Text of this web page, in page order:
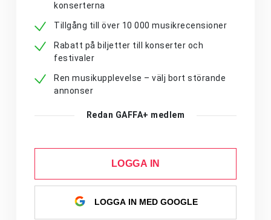
konserterna
Tillgång till över 10 000 musikrecensioner
Rabatt på biljetter till konserter och
festivaler
Ren musikupplevelse – välj bort störande
annonser
Redan GAFFA+ medlem
LOGGA IN
LOGGA IN MED GOOGLE